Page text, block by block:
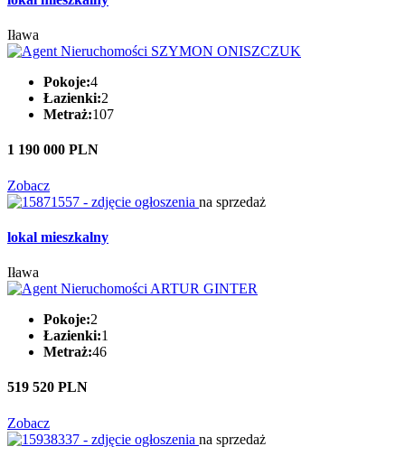
Iława
Pokoje:4
Łazienki:2
Metraż:107
1 190 000 PLN
Zobacz
na sprzedaż
lokal mieszkalny
Iława
Pokoje:2
Łazienki:1
Metraż:46
519 520 PLN
Zobacz
na sprzedaż